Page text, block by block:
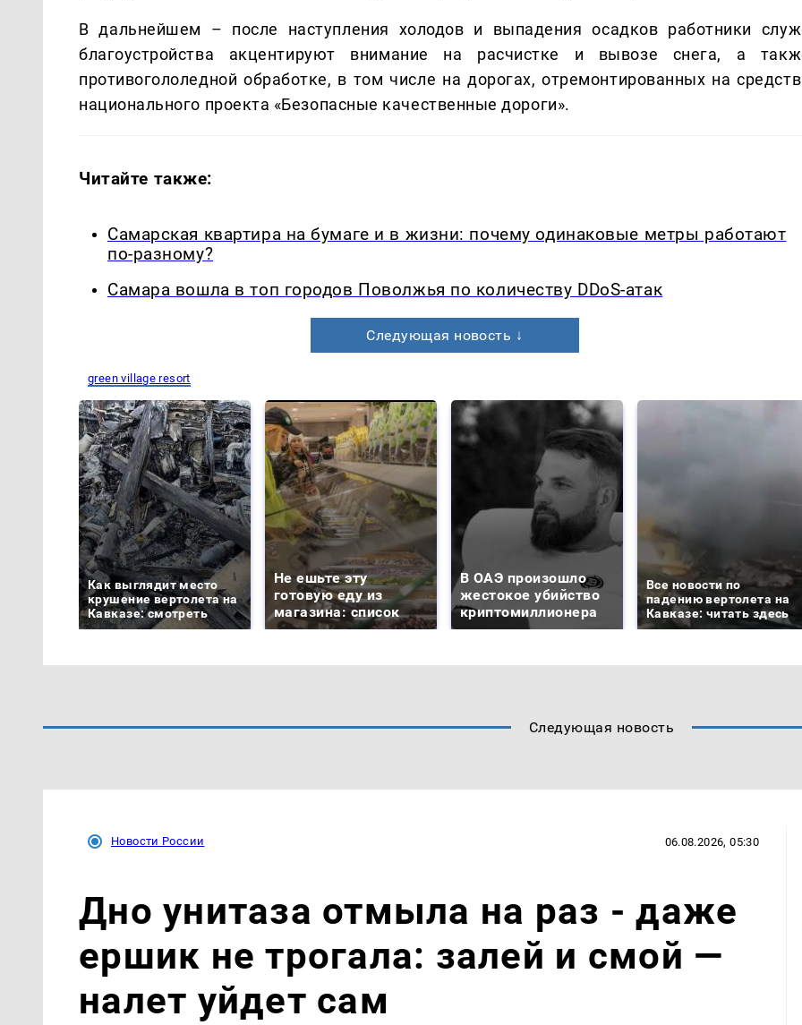
В дальнейшем – после наступления холодов и выпадения осадков работники
благоустройства акцентируют внимание на расчистке и вывозе снега, а
противогололедной обработке, в том числе на дорогах, отремонтированных на
национального проекта «Безопасные качественные дороги».
Читайте также:
Самарская квартира на бумаге и в жизни: почему одинаковые метры работают
по-разному?
Самара вошла в топ городов Поволжья по количеству DDoS-атак
Следующая новость ↓
green village resort
Как выглядит место
крушение вертолета на
Кавказе: смотреть
Не ешьте эту
готовую еду из
магазина: список
В ОАЭ произошло
жестокое убийство
криптомиллионера
Все новости по
падению вертолета на
Кавказе: читать здесь
Следующая новость
Новости России 06.08.2026, 05:30
Дно унитаза отмыла на раз - даже
ершик не трогала: залей и смой —
налет уйдет сам